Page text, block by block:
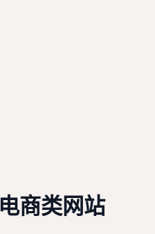
商类网站